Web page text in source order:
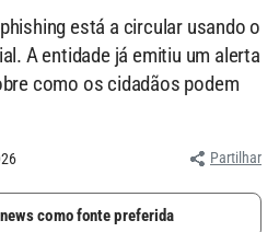
está a circular usando o
A entidade já emitiu um alerta
como os cidadãos podem
Partilhar
como fonte preferida